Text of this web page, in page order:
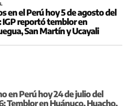
en el Perú hoy 5 de agosto del
IGP reportó temblor en
San Martín y Ucayali
en Perú hoy 24 de julio del
Temblor en Huánuco, Huacho,